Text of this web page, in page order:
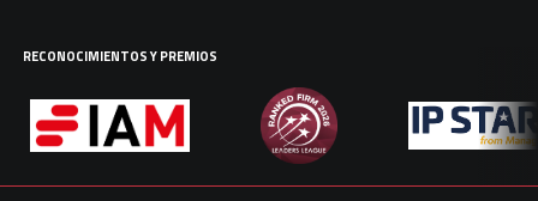
RECONOCIMIENTOS Y PREMIOS